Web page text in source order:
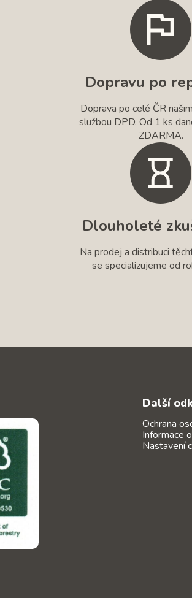
Dopravu po
Doprava po celé ČR
službou DPD. Od 1 ks
ZDARMA.
Dlouholeté
Na prodej a distribuci
se specializujeme od
Další
Ochrana
Informace
Nastavení